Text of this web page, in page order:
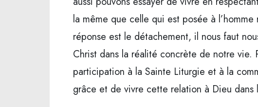
la même que celle qui est posée à
réponse est le détachement, il nous faut
Christ dans la réalité concrète de notre vie.
participation à la Sainte Liturgie et à la
grâce et de vivre cette relation à Dieu dans